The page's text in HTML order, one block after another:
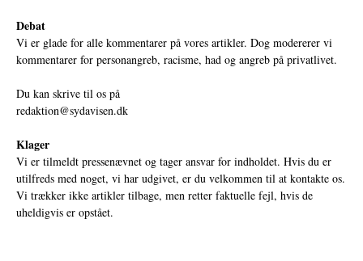
Debat
Vi er glade for alle kommentarer på vores artikler. Dog modererer vi
kommentarer for personangreb, racisme, had og angreb på privatlivet.
Du kan skrive til os på
redaktion@sydavisen.dk
Klager
Vi er tilmeldt pressenævnet og tager ansvar for indholdet. Hvis du er
utilfreds med noget, vi har udgivet, er du velkommen til at kontakte os.
Vi trækker ikke artikler tilbage, men retter faktuelle fejl, hvis de
uheldigvis er opstået.